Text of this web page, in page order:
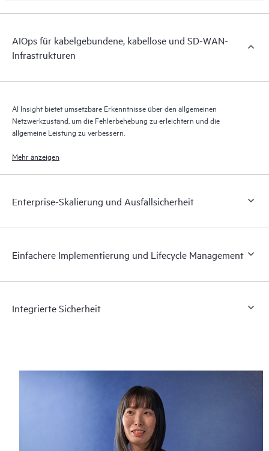
AIOps für kabelgebundene, kabellose und SD-WAN-
Infrastrukturen
AI Insight bietet umsetzbare Erkenntnisse über den allgemeinen
Netzwerkzustand, um die Fehlerbehebung zu erleichtern und die
allgemeine Leistung zu verbessern.
Mehr anzeigen
Enterprise-Skalierung und Ausfallsicherheit
Einfachere Implementierung und Lifecycle Management
Integrierte Sicherheit